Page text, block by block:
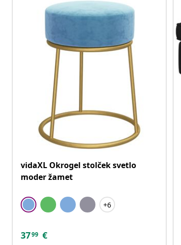
vidaXL Okrogel stolček svetlo
moder žamet
+6
3799 €